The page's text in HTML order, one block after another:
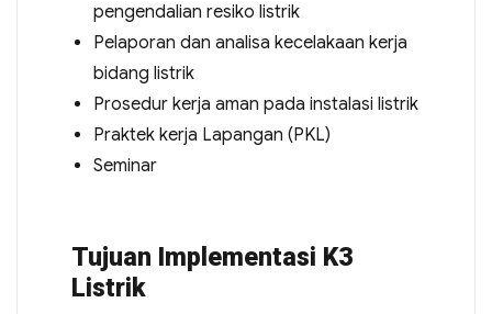
pengendalian resiko listrik
Pelaporan dan analisa kecelakaan kerja
bidang listrik
Prosedur kerja aman pada instalasi listrik
Praktek kerja Lapangan (PKL)
Seminar
Tujuan Implementasi K3
Listrik